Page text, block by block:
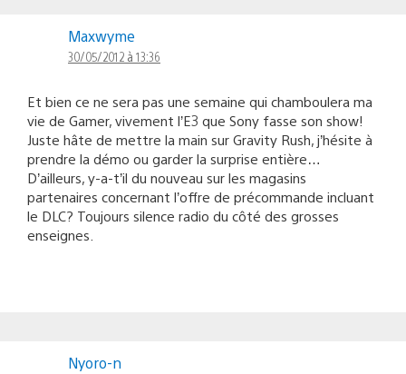
Maxwyme
30/05/2012 à 13:36
Et bien ce ne sera pas une semaine qui chamboulera ma
vie de Gamer, vivement l’E3 que Sony fasse son show!
Juste hâte de mettre la main sur Gravity Rush, j’hésite à
prendre la démo ou garder la surprise entière…
D’ailleurs, y-a-t’il du nouveau sur les magasins
partenaires concernant l’offre de précommande incluant
le DLC? Toujours silence radio du côté des grosses
enseignes.
Nyoro-n